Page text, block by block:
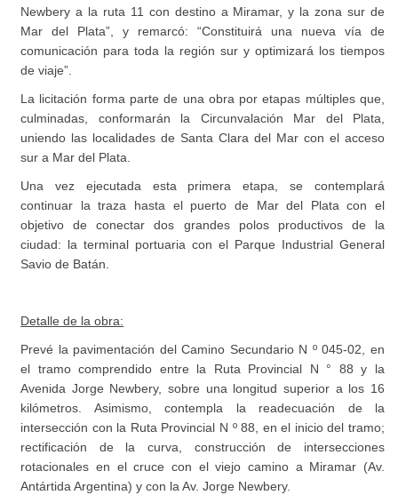
Newbery a la ruta 11 con destino a Miramar, y la zona sur de
Mar del Plata”, y remarcó: “Constituirá una nueva vía de
comunicación para toda la región sur y optimizará los tiempos
de viaje”.
La licitación forma parte de una obra por etapas múltiples que,
culminadas, conformarán la Circunvalación Mar del Plata,
uniendo las localidades de Santa Clara del Mar con el acceso
sur a Mar del Plata.
Una vez ejecutada esta primera etapa, se contemplará
continuar la traza hasta el puerto de Mar del Plata con el
objetivo de conectar dos grandes polos productivos de la
ciudad: la terminal portuaria con el Parque Industrial General
Savio de Batán.
Detalle de la obra:
Prevé la pavimentación del Camino Secundario N º 045-02, en
el tramo comprendido entre la Ruta Provincial N ° 88 y la
Avenida Jorge Newbery, sobre una longitud superior a los 16
kilómetros. Asimismo, contempla la readecuación de la
intersección con la Ruta Provincial N º 88, en el inicio del tramo;
rectificación de la curva, construcción de intersecciones
rotacionales en el cruce con el viejo camino a Miramar (Av.
Antártida Argentina) y con la Av. Jorge Newbery.